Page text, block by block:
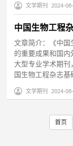
文学期刊 2024-
中国生物工程
文章简介：《中国
的重要成果和国
大型专业学术期
国生物工程杂志基
文学期刊 2024-
首页